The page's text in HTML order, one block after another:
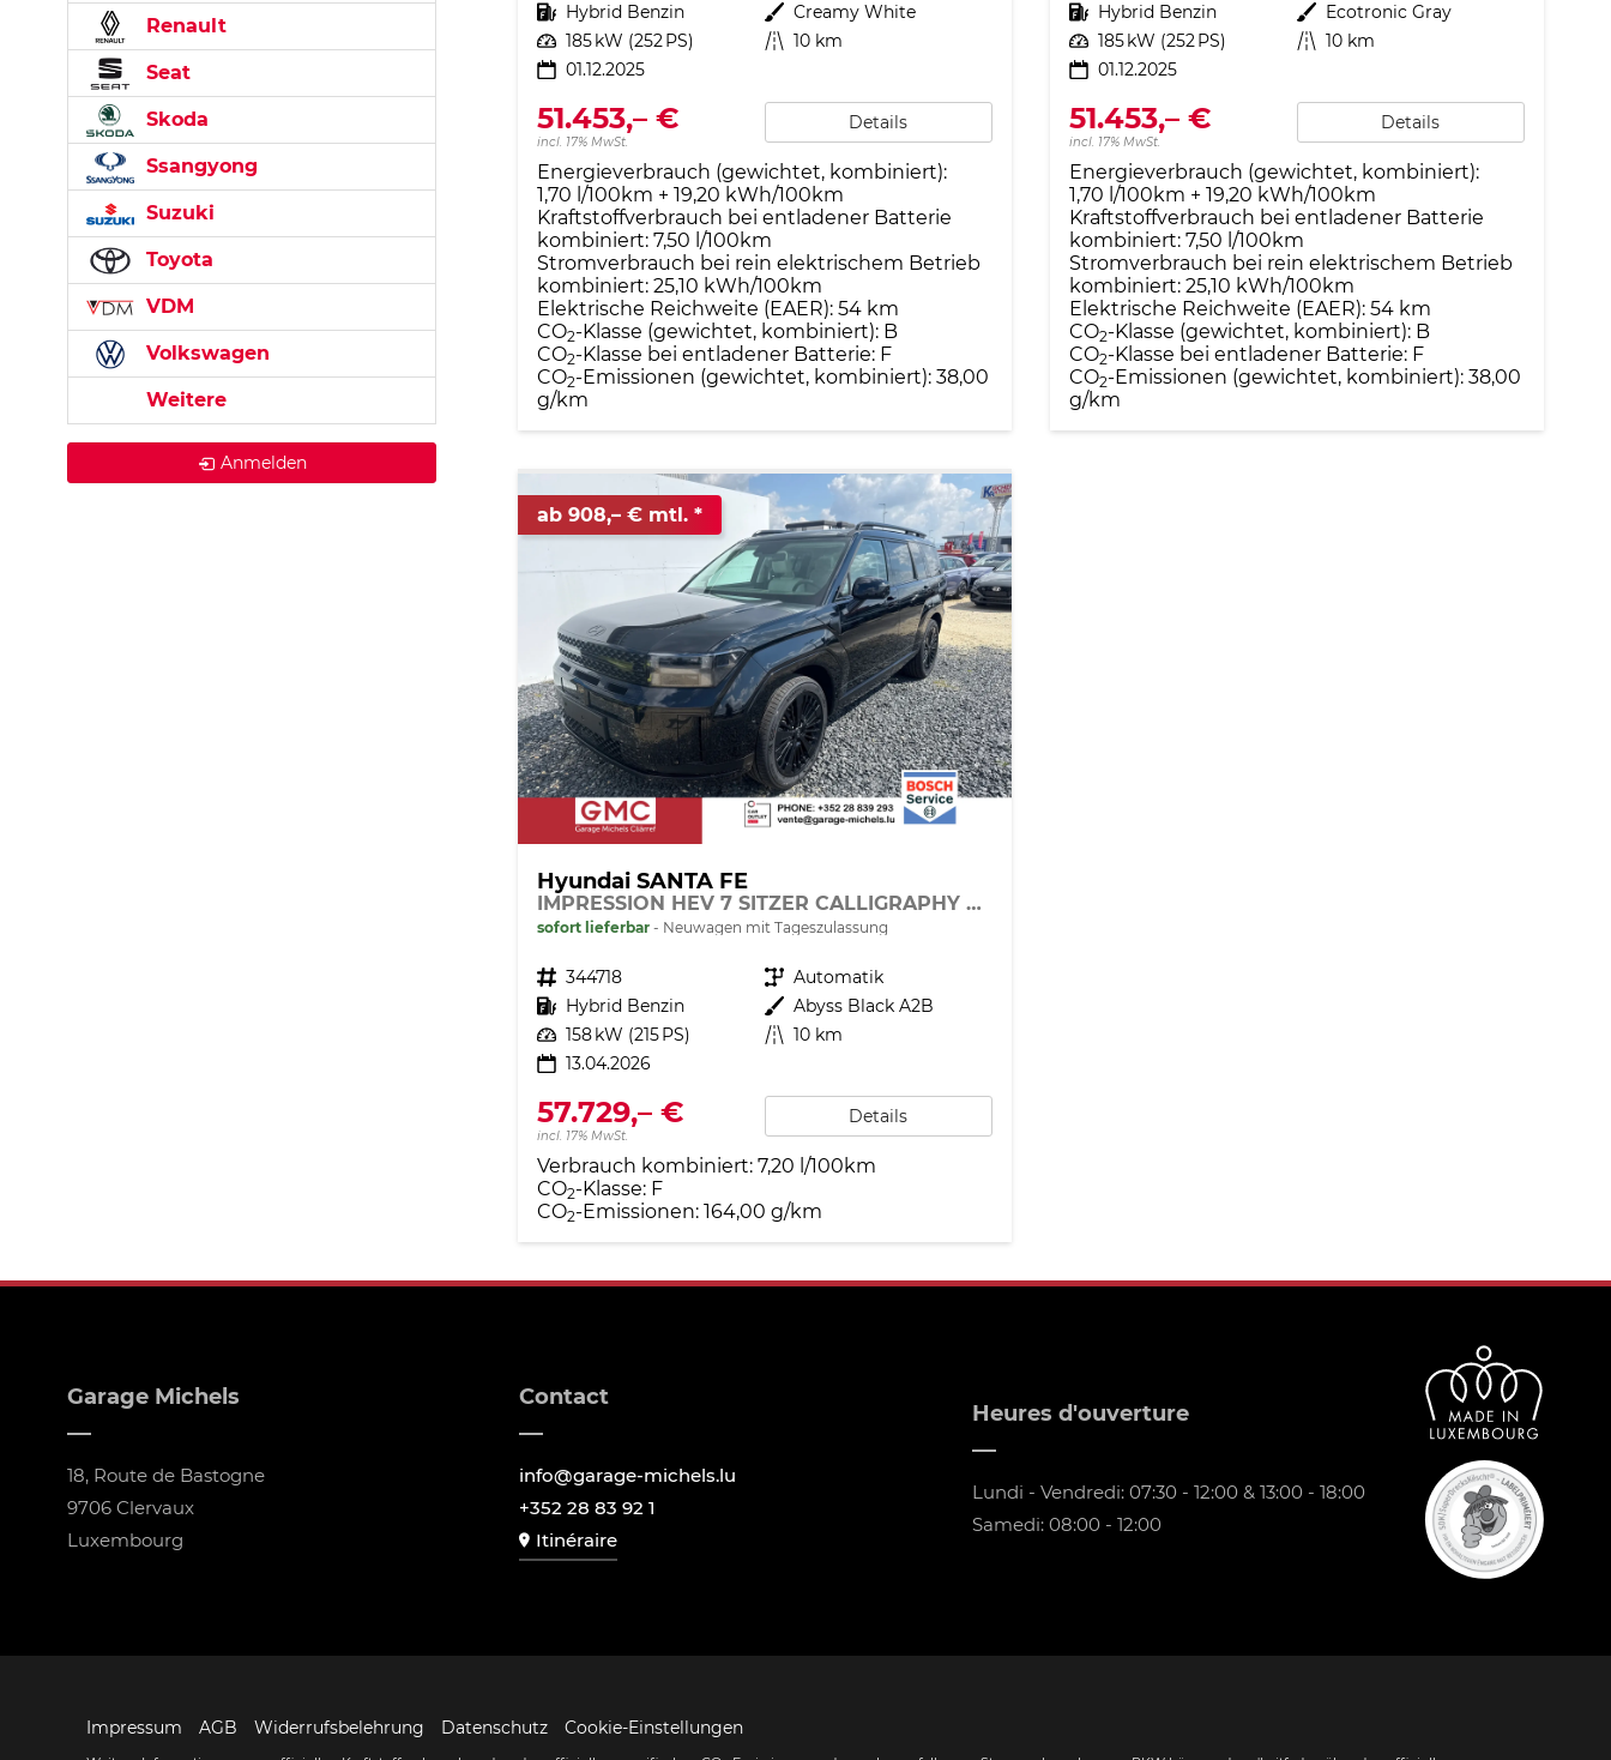
Kraftstoff Hybrid Benzin Außenfarbe Creamy White
Leistung 185 kW (252 PS) Kilometerstand 10 km
01.12.2025
51.453,– €
incl. 17% MwSt.
Details
Energieverbrauch (gewichtet, kombiniert):
1,70 l/100km + 19,20 kWh/100km
Kraftstoffverbrauch bei entladener Batterie
kombiniert: 7,50 l/100km
Stromverbrauch bei rein elektrischem Betrieb
kombiniert: 25,10 kWh/100km
Elektrische Reichweite (EAER): 54 km
CO2-Klasse (gewichtet, kombiniert): B
CO2-Klasse bei entladener Batterie: F
CO2-Emissionen (gewichtet, kombiniert): 38,00
g/km
Kraftstoff Hybrid Benzin Außenfarbe Ecotronic Gray
Leistung 185 kW (252 PS) Kilometerstand 10 km
01.12.2025
51.453,– €
incl. 17% MwSt.
Details
Energieverbrauch (gewichtet, kombiniert):
1,70 l/100km + 19,20 kWh/100km
Kraftstoffverbrauch bei entladener Batterie
kombiniert: 7,50 l/100km
Stromverbrauch bei rein elektrischem Betrieb
kombiniert: 25,10 kWh/100km
Elektrische Reichweite (EAER): 54 km
CO2-Klasse (gewichtet, kombiniert): B
CO2-Klasse bei entladener Batterie: F
CO2-Emissionen (gewichtet, kombiniert): 38,00
g/km
ab 908,– € mtl.
Hyundai SANTA FE
IMPRESSION HEV 7 SITZER CALLIGRAPHY PANO DIG.KEY
sofort lieferbar Neuwagen mit Tageszulassung
Fahrzeugnr. 344718 Getriebe Automatik
Kraftstoff Hybrid Benzin Außenfarbe Abyss Black A2B
Leistung 158 kW (215 PS) Kilometerstand 10 km
13.04.2026
57.729,– €
incl. 17% MwSt.
Details
Verbrauch kombiniert: 7,20 l/100km
CO2-Klasse: F
CO2-Emissionen: 164,00 g/km
Renault
Seat
Skoda
Ssangyong
Suzuki
Toyota
VDM
Volkswagen
Weitere
Anmelden
Garage Michels
18, Route de Bastogne
9706 Clervaux
Luxembourg
Contact
info@garage-michels.lu
+352 28 83 92 1
Itinéraire
Heures d'ouverture
Lundi - Vendredi: 07:30 - 12:00 & 13:00 - 18:00
Samedi: 08:00 - 12:00
Impressum AGB Widerrufsbelehrung Datenschutz Cookie-Einstellungen